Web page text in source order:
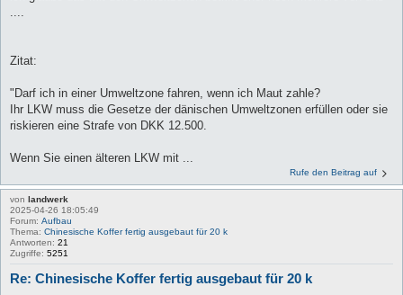
....
Zitat:
"Darf ich in einer Umweltzone fahren, wenn ich Maut zahle?
Ihr LKW muss die Gesetze der dänischen Umweltzonen erfüllen oder sie
riskieren eine Strafe von DKK 12.500.
Wenn Sie einen älteren LKW mit ...
Rufe den Beitrag auf
von
landwerk
2025-04-26 18:05:49
Forum: Aufbau
Thema: Chinesische Koffer fertig ausgebaut für 20 k
Antworten: 21
Zugriffe: 5251
Re: Chinesische Koffer fertig ausgebaut für 20 k